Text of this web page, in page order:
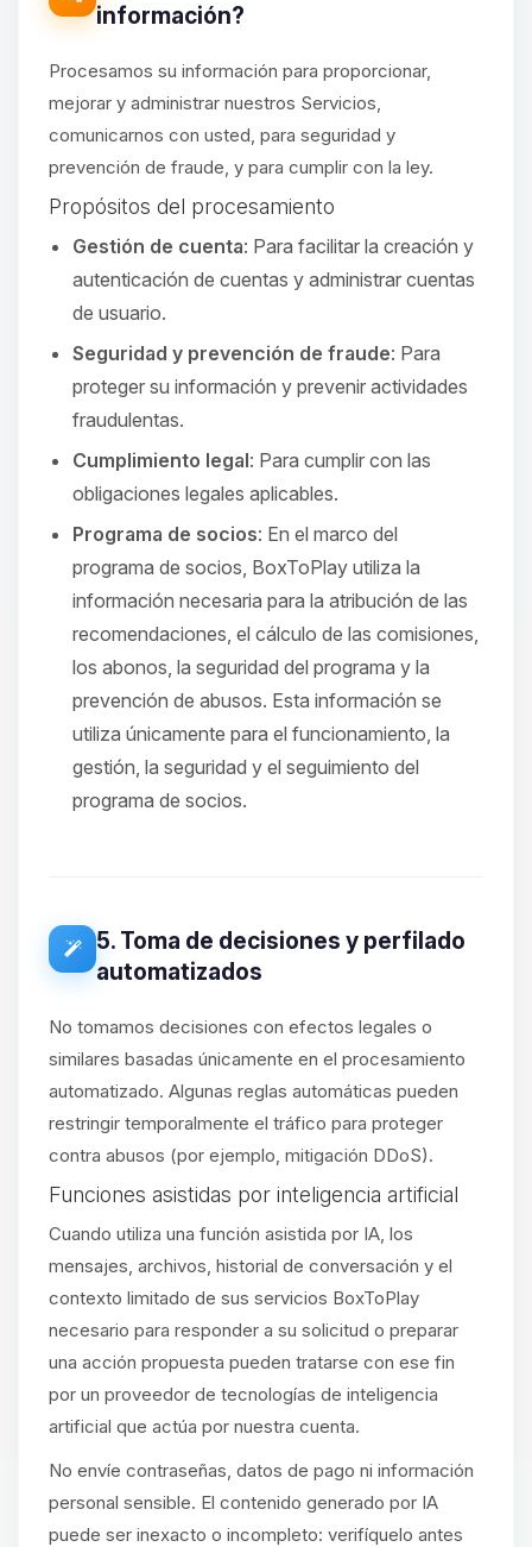
información?
Procesamos su información para proporcionar,
mejorar y administrar nuestros Servicios,
comunicarnos con usted, para seguridad y
prevención de fraude, y para cumplir con la ley.
Propósitos del procesamiento
Gestión de cuenta: Para facilitar la creación y
autenticación de cuentas y administrar cuentas
de usuario.
Seguridad y prevención de fraude: Para
proteger su información y prevenir actividades
fraudulentas.
Cumplimiento legal: Para cumplir con las
obligaciones legales aplicables.
Programa de socios: En el marco del
programa de socios, BoxToPlay utiliza la
información necesaria para la atribución de las
recomendaciones, el cálculo de las comisiones,
los abonos, la seguridad del programa y la
prevención de abusos. Esta información se
utiliza únicamente para el funcionamiento, la
gestión, la seguridad y el seguimiento del
programa de socios.
5. Toma de decisiones y perfilado
automatizados
No tomamos decisiones con efectos legales o
similares basadas únicamente en el procesamiento
automatizado. Algunas reglas automáticas pueden
restringir temporalmente el tráfico para proteger
contra abusos (por ejemplo, mitigación DDoS).
Funciones asistidas por inteligencia artificial
Cuando utiliza una función asistida por IA, los
mensajes, archivos, historial de conversación y el
contexto limitado de sus servicios BoxToPlay
necesario para responder a su solicitud o preparar
una acción propuesta pueden tratarse con ese fin
por un proveedor de tecnologías de inteligencia
artificial que actúa por nuestra cuenta.
No envíe contraseñas, datos de pago ni información
personal sensible. El contenido generado por IA
puede ser inexacto o incompleto: verifíquelo antes